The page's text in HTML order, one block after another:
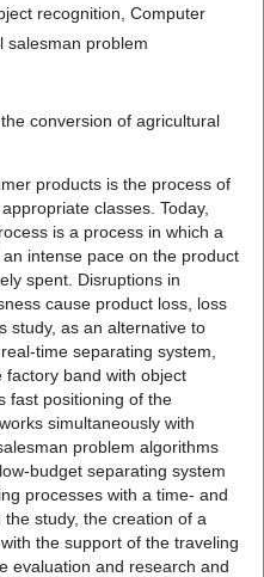
recognition, Computer
salesman problem
conversion of agricultural
products is the process of
classes. Today,
is a process in which a
intense pace on the product
spent. Disruptions in
cause product loss, loss
study, as an alternative to
time separating system,
band with object
fast positioning of the
simultaneously with
problem algorithms
budget separating system
processes with a time- and
study, the creation of a
the support of the traveling
evaluation and research and